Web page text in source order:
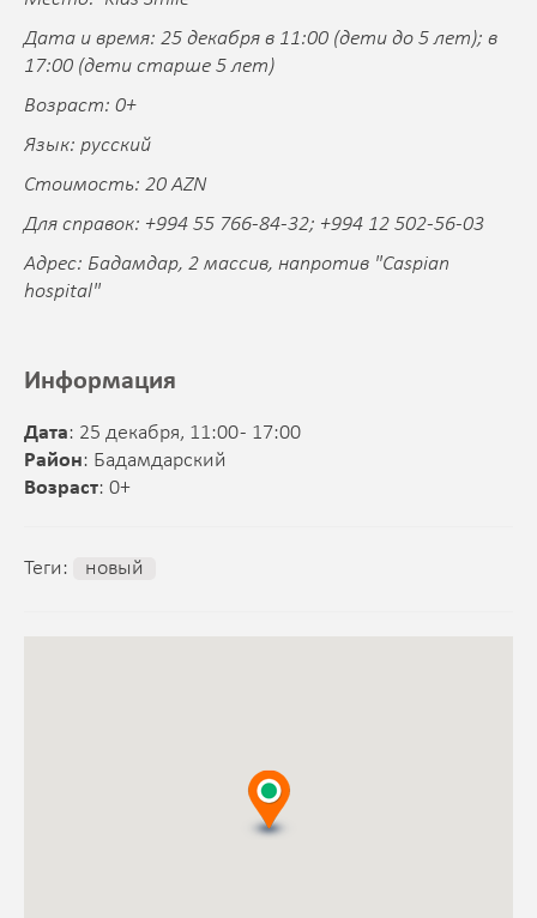
Дата и время: 25 декабря в 11:00 (дети до 5 лет); в
17:00 (дети старше 5 лет)
Возраст: 0+
Язык: русский
Стоимость: 20 AZN
Для справок: +994 55 766-84-32; +994 12 502-56-03
Адрес: Бадамдар, 2 массив, напротив "Caspian
hospital"
Информация
Дата: 25 декабря, 11:00 - 17:00
Район: Бадамдарский
Возраст: 0+
Теги: новый